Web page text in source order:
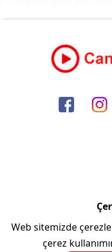
Copyright ©
Web sitemizde
çerez